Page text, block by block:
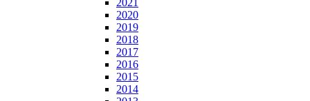
2021
2020
2019
2018
2017
2016
2015
2014